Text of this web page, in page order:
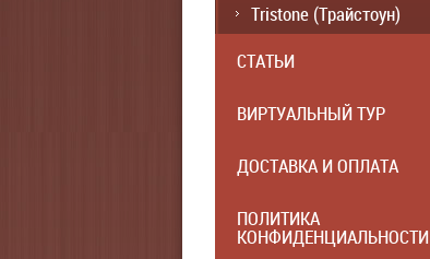
Tristone (Трайстоун)
СТАТЬИ
ВИРТУАЛЬНЫЙ ТУР
ДОСТАВКА И ОПЛАТА
ПОЛИТИКА
КОНФИДЕНЦИАЛЬНОСТИ